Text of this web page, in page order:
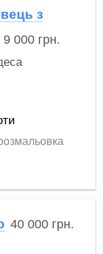
з
9 000 грн.
40 000 грн.